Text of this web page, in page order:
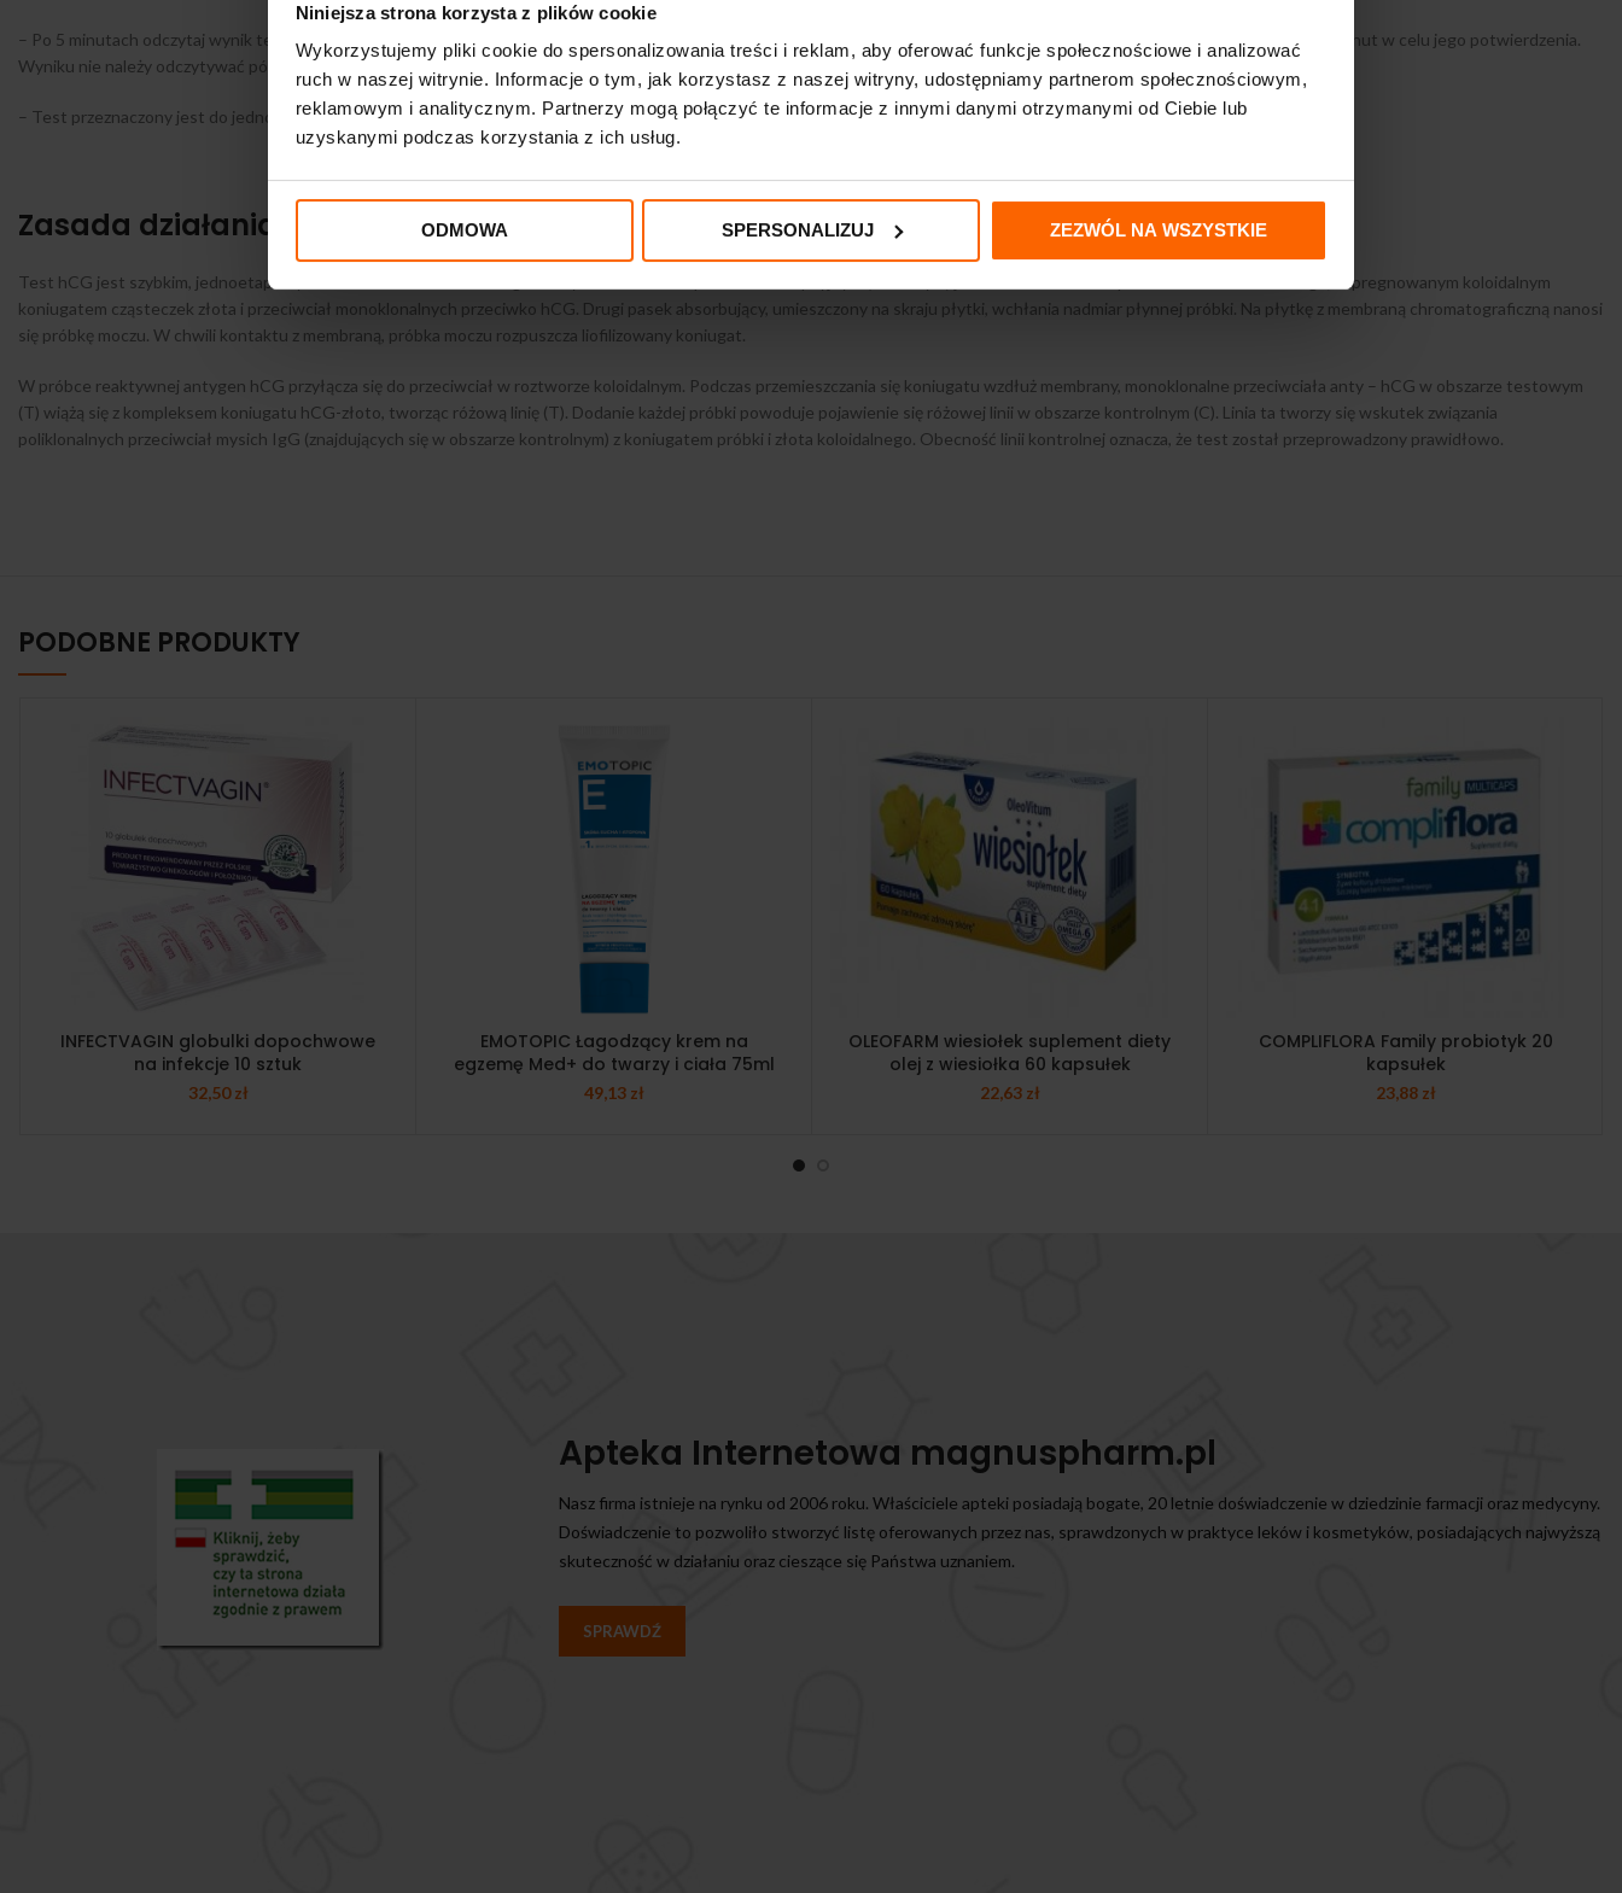
Niniejsza strona korzysta z plików cookie
Wykorzystujemy pliki cookie do spersonalizowania treści i reklam, aby oferować funkcje społecznościowe i analizować
ruch w naszej witrynie. Informacje o tym, jak korzystasz z naszej witryny, udostępniamy partnerom społecznościowym,
reklamowym i analitycznym. Partnerzy mogą połączyć te informacje z innymi danymi otrzymanymi od Ciebie lub
uzyskanymi podczas korzystania z ich usług.
ODMOWA SPERSONALIZUJ ZEZWÓL NA WSZYSTKIE
– Po 5 minutach odczytaj wynik testu. W zależności od stężenia hormonu hCG w moczu, pozytywny wynik może pojawić się już po 40 sekundach, należy jednak odczekać pełne 5 minut w celu jego potwierdzenia.
Wyniku nie należy odczytywać później, gdyż może być on błędny.
– Test przeznaczony jest do jednorazowego użytku. Po odczytaniu wyniku wyrzuć test do pojemnika na śmieci, traktując go jako potencjalne źródło zakażenia.
Zasada działania:
Test hCG jest szybkim, jednoetapowym testem immunochromatograficznym. Membrana z paskiem absorpcyjnym (chłonnym) jest umieszczona nad paskiem z włókna szklanego, impregnowanym koloidalnym
koniugatem cząsteczek złota i przeciwciał monoklonalnych przeciwko hCG. Drugi pasek absorbujący, umieszczony na skraju płytki, wchłania nadmiar płynnej próbki. Na płytkę z membraną chromatograficzną nanosi
się próbkę moczu. W chwili kontaktu z membraną, próbka moczu rozpuszcza liofilizowany koniugat.
W próbce reaktywnej antygen hCG przyłącza się do przeciwciał w roztworze koloidalnym. Podczas przemieszczania się koniugatu wzdłuż membrany, monoklonalne przeciwciała anty – hCG w obszarze testowym
(T) wiążą się z kompleksem koniugatu hCG-złoto, tworząc różową linię (T). Dodanie każdej próbki powoduje pojawienie się różowej linii w obszarze kontrolnym (C). Linia ta tworzy się wskutek związania
poliklonalnych przeciwciał mysich IgG (znajdujących się w obszarze kontrolnym) z koniugatem próbki i złota koloidalnego. Obecność linii kontrolnej oznacza, że test został przeprowadzony prawidłowo.
PODOBNE PRODUKTY
INFECTVAGIN globulki dopochwowe
na infekcje 10 sztuk
32,50zł
EMOTOPIC Łagodzący krem na
egzemę Med+ do twarzy i ciała 75ml
49,13 zł
OLEOFARM wiesiołek suplement diety
olej z wiesiołka 60 kapsułek
22,63 zł
COMPLIFLORA Family probiotyk 20
kapsułek
23,88 zł
Apteka Internetowa magnuspharm.pl
Nasz firma istnieje na rynku od 2006 roku. Właściciele apteki posiadają bogate, 20 letnie doświadczenie w dziedzinie farmacji oraz medycyny.
Doświadczenie to pozwoliło stworzyć listę oferowanych przez nas, sprawdzonych w praktyce leków i kosmetyków, posiadających najwyższą
skuteczność w działaniu oraz cieszące się Państwa uznaniem.
SPRAWDŹ